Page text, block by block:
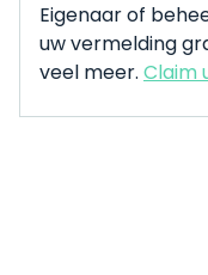
Eigenaar of
uw vermelding
veel meer. Claim